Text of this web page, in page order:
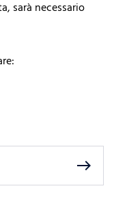
sarà necessario
east